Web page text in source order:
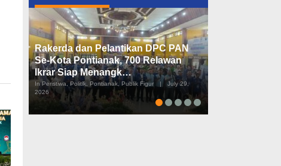
Rakerda dan Pelantikan DPC PAN
Se-Kota Pontianak, 700 Relawan
Ikrar Siap Menangk…
In Peristiwa, Politik, Pontianak, Publik Figur |
July 29,
2026